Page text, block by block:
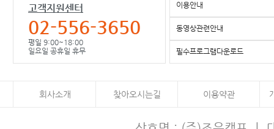
고객지원센터
02-556-3650
평일 9:00~18:00
일요일 공휴일 휴무
이용안내
동영상관련안내
필수프로그램다운로드
회사소개 찾아오시는길 이용약관